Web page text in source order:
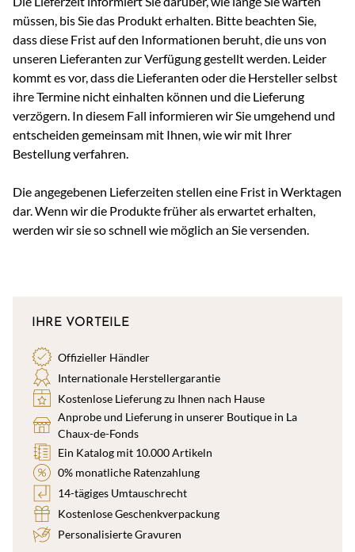
müssen, bis Sie das Produkt erhalten. Bitte beachten Sie,
dass diese Frist auf den Informationen beruht, die uns von
unseren Lieferanten zur Verfügung gestellt werden. Leider
kommt es vor, dass die Lieferanten oder die Hersteller selbst
ihre Termine nicht einhalten können und die Lieferung
verzögern. In diesem Fall informieren wir Sie umgehend und
entscheiden gemeinsam mit Ihnen, wie wir mit Ihrer
Bestellung verfahren.
Die angegebenen Lieferzeiten stellen eine Frist in Werktagen
dar. Wenn wir die Produkte früher als erwartet erhalten,
werden wir sie so schnell wie möglich an Sie versenden.
IHRE VORTEILE
Offizieller Händler
Internationale Herstellergarantie
Kostenlose Lieferung zu Ihnen nach Hause
Anprobe und Lieferung in unserer Boutique in La
Chaux-de-Fonds
Ein Katalog mit 10.000 Artikeln
0% monatliche Ratenzahlung
14-tägiges Umtauschrecht
Kostenlose Geschenkverpackung
Personalisierte Gravuren